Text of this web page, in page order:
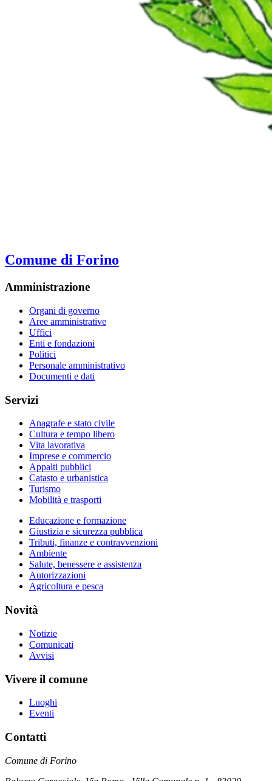
Comune di Forino
Amministrazione
Organi di governo
Aree amministrative
Uffici
Enti e fondazioni
Politici
Personale amministrativo
Documenti e dati
Servizi
Anagrafe e stato civile
Cultura e tempo libero
Vita lavorativa
Imprese e commercio
Appalti pubblici
Catasto e urbanistica
Turismo
Mobilità e trasporti
Educazione e formazione
Giustizia e sicurezza pubblica
Tributi, finanze e contravvenzioni
Ambiente
Salute, benessere e assistenza
Autorizzazioni
Agricoltura e pesca
Novità
Notizie
Comunicati
Avvisi
Vivere il comune
Luoghi
Eventi
Contatti
Comune di Forino